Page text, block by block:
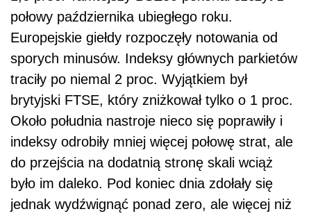
połowy października ubiegłego roku.
Europejskie giełdy rozpoczęły notowania od
sporych minusów. Indeksy głównych parkietów
traciły po niemal 2 proc. Wyjątkiem był
brytyjski FTSE, który zniżkował tylko o 1 proc.
Około południa nastroje nieco się poprawiły i
indeksy odrobiły mniej więcej połowę strat, ale
do przejścia na dodatnią stronę skali wciąż
było im daleko. Pod koniec dnia zdołały się
jednak wydźwignąć ponad zero, ale więcej niż